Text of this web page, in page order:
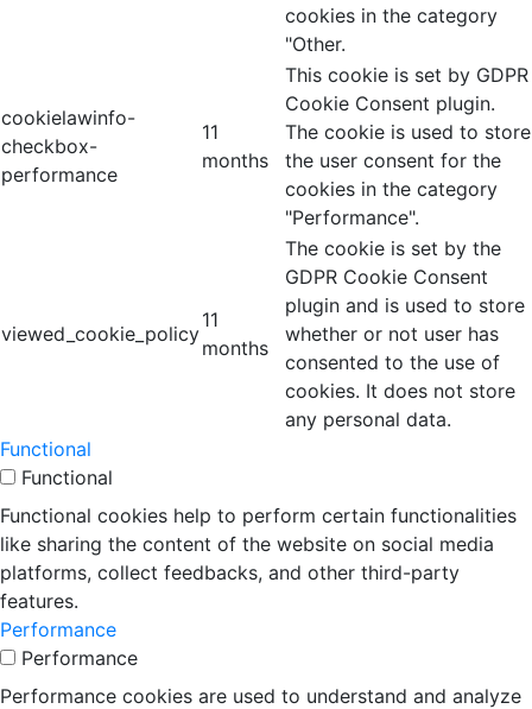
cookies in the category
"Other.
cookielawinfo-
checkbox-
performance
11
months
This cookie is set by GDPR
Cookie Consent plugin.
The cookie is used to store
the user consent for the
cookies in the category
"Performance".
viewed_cookie_policy
11
months
The cookie is set by the
GDPR Cookie Consent
plugin and is used to store
whether or not user has
consented to the use of
cookies. It does not store
any personal data.
Functional
Functional
Functional cookies help to perform certain functionalities
like sharing the content of the website on social media
platforms, collect feedbacks, and other third-party
features.
Performance
Performance
Performance cookies are used to understand and analyze